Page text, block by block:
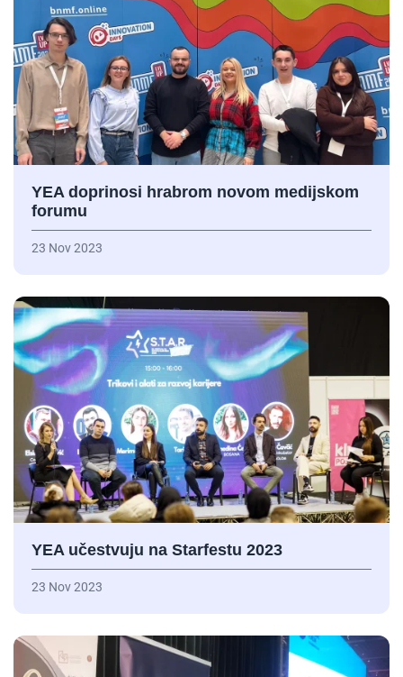
YEA doprinosi hrabrom novom medijskom
forumu
23 Nov 2023
YEA učestvuju na Starfestu 2023
23 Nov 2023